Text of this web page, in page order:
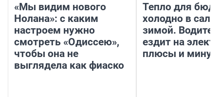
«Мы видим нового
Нолана»: с каким
настроем нужно
смотреть «Одиссею»,
чтобы она не
выглядела как фиаско
Тепло для
холодно в
зимой.
ездит на
плюсы и